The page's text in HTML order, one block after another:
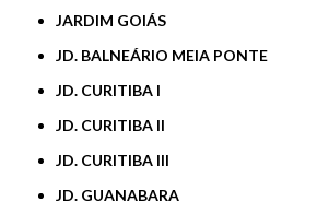
JARDIM GOIÁS
JD. BALNEÁRIO MEIA PONTE
JD. CURITIBA I
JD. CURITIBA II
JD. CURITIBA III
JD. GUANABARA